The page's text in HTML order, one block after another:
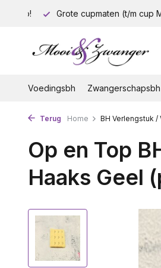
euro! Grote cupmaten (t/m cup
Voedingsbh Zwangerschapsbh
Terug Home BH Verlengstuk /
Op en Top
Haaks Geel